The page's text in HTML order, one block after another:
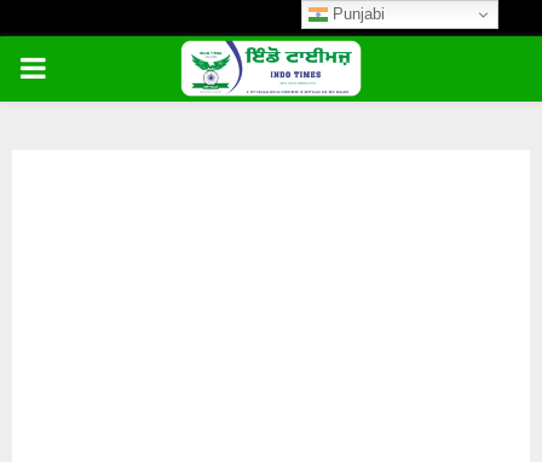
PRIMARY
Punjabi